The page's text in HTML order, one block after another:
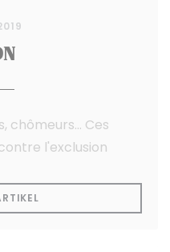
chômeurs... Ces
l'exclusion